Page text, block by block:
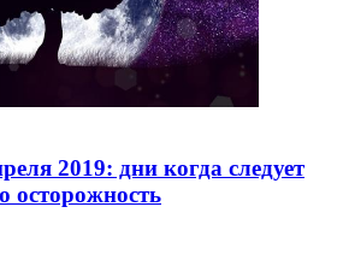
2019: дни когда следует
осторожность